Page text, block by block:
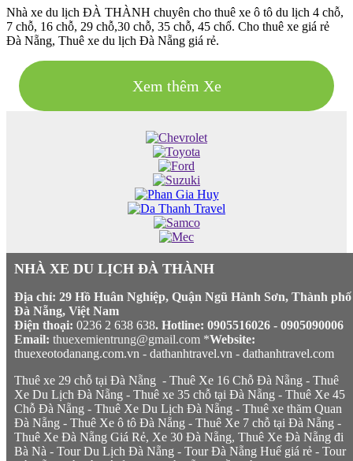
Nhà xe du lịch ĐÀ THÀNH chuyên cho thuê xe ô tô du lịch 4 chỗ,
7 chỗ, 16 chỗ, 29 chỗ,30 chỗ, 35 chỗ, 45 chổ. Cho thuê xe giá rẻ
Đà Nẵng, Thuê xe du lịch Đà Nẵng giá rẻ.
Xem thêm Xe
NHÀ XE DU LỊCH ĐÀ THÀNH
Địa chỉ: 29 Hồ Huân Nghiệp, Quận Ngũ Hành Sơn, Thành phố
Đà Nẵng, Việt Nam
Điện thoại: 0236 2 638 638. Hotline: 0905516026 - 0905090006
Email: thuexemientrung@gmail.com *Website:
thuexeotodanang.com.vn - dathanhtravel.vn - dathanhtravel.com
Thuê xe 29 chỗ tại Đà Nẵng - Thuê Xe 16 Chỗ Đà Nẵng - Thuê
Xe Du Lịch Đà Nẵng - Thuê xe 35 chỗ tại Đà Nẵng - Thuê Xe 45
Chỗ Đà Nẵng - Thuê Xe Du Lịch Đà Nẵng - Thuê xe thăm Quan
Đà Nẵng - Thuê Xe ô tô Đà Nẵng - Thuê Xe 7 chỗ tại Đà Nẵng -
Thuê Xe Đà Nẵng Giá Rẻ, Xe 30 Đà Nẵng, Thuê Xe Đà Nẵng đi
Bà Nà - Tour Du Lịch Đà Nẵng - Tour Đà Nẵng Huế giá rẻ - Tour